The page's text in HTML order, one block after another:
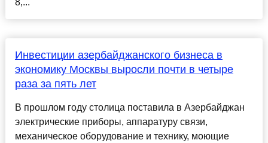
8,...
Инвестиции азербайджанского бизнеса в
экономику Москвы выросли почти в четыре
раза за пять лет
В прошлом году столица поставила в Азербайджан
электрические приборы, аппаратуру связи,
механическое оборудование и технику, моющие